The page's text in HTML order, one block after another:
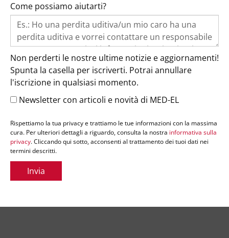
Come possiamo aiutarti?
Non perderti le nostre ultime notizie e aggiornamenti!
Spunta la casella per iscriverti. Potrai annullare
l'iscrizione in qualsiasi momento.
Newsletter con articoli e novità di MED-EL
Rispettiamo la tua privacy e trattiamo le tue informazioni con la massima
cura. Per ulteriori dettagli a riguardo, consulta la nostra informativa sulla
privacy. Cliccando qui sotto, acconsenti al trattamento dei tuoi dati nei
termini descritti.
Invia